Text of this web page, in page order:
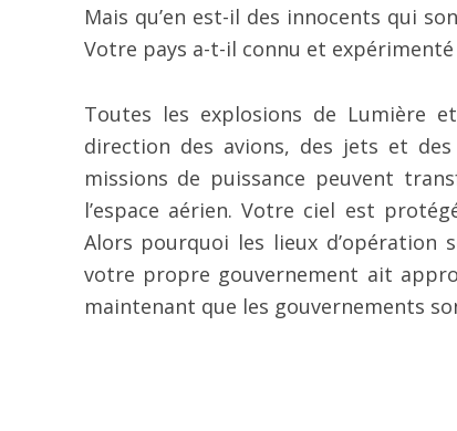
Mais qu’en est-il des innocents qui
Votre pays a-t-il connu et expérimenté
Toutes les explosions de Lumière
direction des avions, des jets et
missions de puissance peuvent
l’espace aérien. Votre ciel est
Alors pourquoi les lieux d’opération
votre propre gouvernement ait
maintenant que les gouvernements